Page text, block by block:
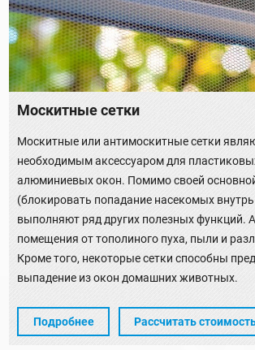
Москитные сетки
Москитные или антимоскитные сетки
необходимым аксессуаром для
алюминиевых окон. Помимо своей
(блокировать попадание насекомых
выполняют ряд других полезных функций.
помещения от тополиного пуха, пыли и
Кроме того, некоторые сетки способны
выпадение из окон домашних животных.
Подробнее Рассчитать